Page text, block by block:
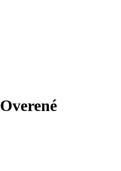
Overené